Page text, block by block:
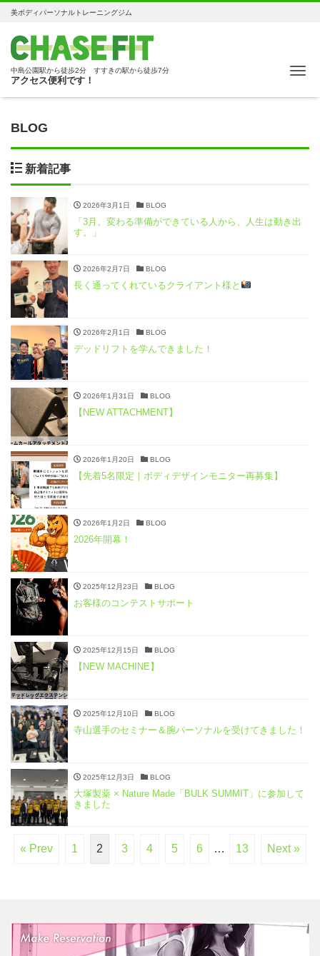
美ボディパーソナルトレーニングジム
中島公園駅から徒歩2分 すすきの駅から徒歩7分
アクセス便利です！
BLOG
新着記事
2026年3月1日 BLOG
「3月。変わる準備ができている人から、人生は動き出
す。」
2026年2月7日 BLOG
長く通ってくれているクライアント様と
2026年2月1日 BLOG
デッドリフトを学んできました！
2026年1月31日 BLOG
【NEW ATTACHMENT】
2026年1月20日 BLOG
【先着5名限定｜ボディデザインモニター再募集】
2026年1月2日 BLOG
2026年開幕！
2025年12月23日 BLOG
お客様のコンテストサポート
2025年12月15日 BLOG
【NEW MACHINE】
2025年12月10日 BLOG
寺山選手のセミナー＆腕パーソナルを受けてきました！
2025年12月3日 BLOG
大塚製薬 × Nature Made「BULK SUMMIT」に参加して
きました
« Prev 1 2 3 4 5 6 … 13 Next »